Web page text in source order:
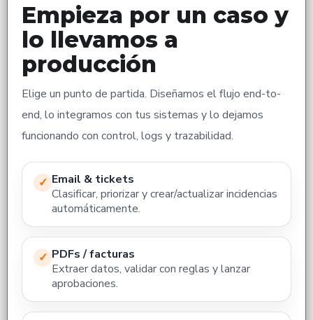
Empieza por un caso y
lo llevamos a
producción
Elige un punto de partida. Diseñamos el flujo end-to-
end, lo integramos con tus sistemas y lo dejamos
funcionando con control, logs y trazabilidad.
✓ Email & tickets
Clasificar, priorizar y crear/actualizar incidencias
automáticamente.
✓ PDFs / facturas
Extraer datos, validar con reglas y lanzar
aprobaciones.